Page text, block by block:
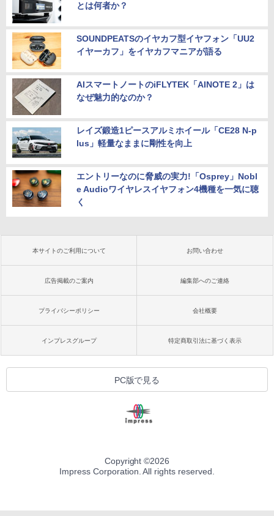
とは何者か？
SOUNDPEATSのイヤカフ型イヤフォン「UU2
イヤーカフ」をイヤカフマニアが語る
AIスマートノートのiFLYTEK「AINOTE 2」は
なぜ魅力的なのか？
レイズ鍛造1ピースアルミホイール「CE28 N-p
lus」軽量なままに剛性を向上
エントリーなのに脅威の実力!「Osprey」Nobl
e Audioワイヤレスイヤフォン4機種を一気に聴
く
本サイトのご利用について お問い合わせ
広告掲載のご案内 編集部へのご連絡
プライバシーポリシー 会社概要
インプレスグループ 特定商取引法に基づく表示
PC版で見る
Copyright ©2026
Impress Corporation. All rights reserved.